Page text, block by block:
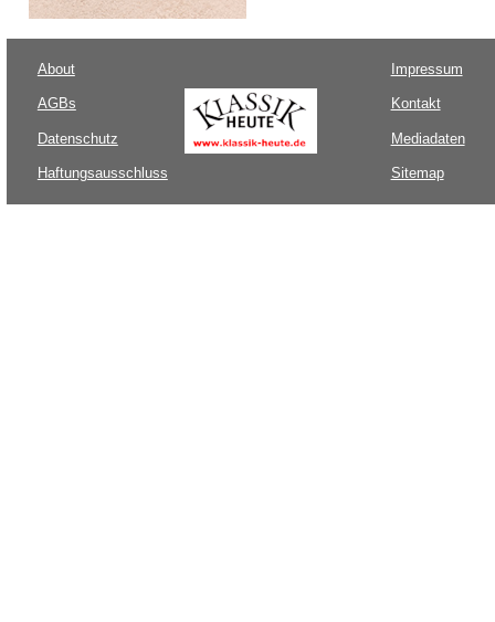
About
AGBs
Datenschutz
Haftungsausschluss
Impressum
Kontakt
Mediadaten
Sitemap